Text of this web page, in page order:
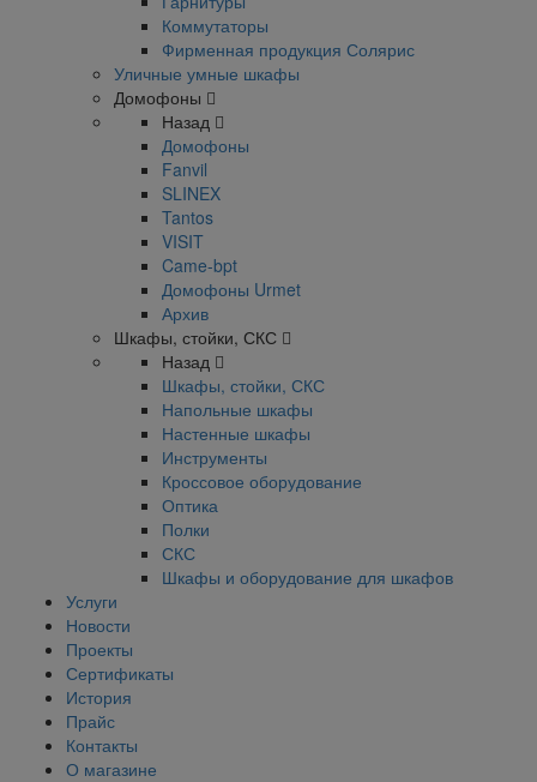
Коммутаторы
Фирменная продукция Солярис
Уличные умные шкафы
Домофоны
Назад
Домофоны
Fanvil
SLINEX
Tantos
VISIT
Came-bpt
Домофоны Urmet
Архив
Шкафы, стойки, СКС
Назад
Шкафы, стойки, СКС
Напольные шкафы
Настенные шкафы
Инструменты
Кроссовое оборудование
Оптика
Полки
СКС
Шкафы и оборудование для шкафов
Услуги
Новости
Проекты
Сертификаты
История
Прайс
Контакты
О магазине